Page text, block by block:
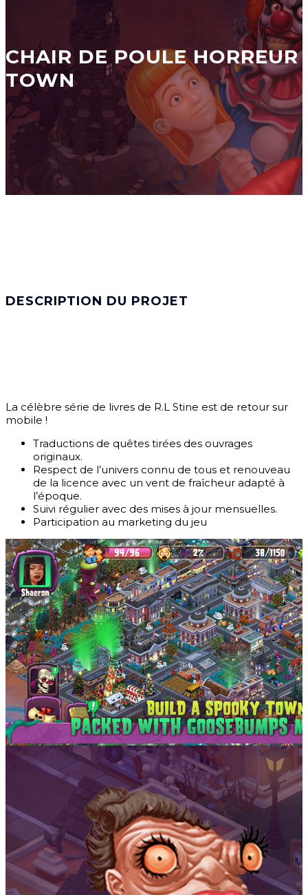
CHAIR DE POULE HORREUR
TOWN
DESCRIPTION DU PROJET
La célèbre série de livres de R.L Stine est de retour sur
mobile !
Traductions de quêtes tirées des ouvrages
originaux.
Respect de l’univers connu de tous et renouveau
de la licence avec un vent de fraîcheur adapté à
l’époque.
Suivi régulier avec des mises à jour mensuelles.
Participation au marketing du jeu